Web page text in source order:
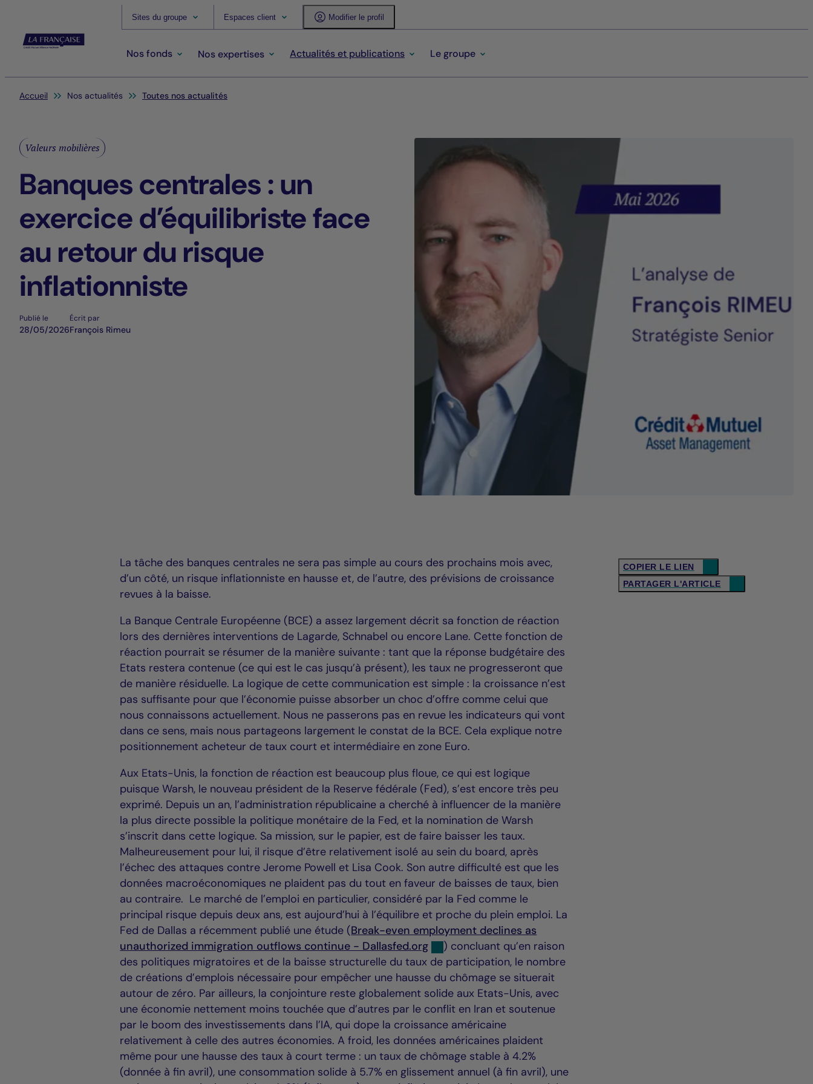
Sites du groupe Espaces client Modifier le profil
Nos fonds Nos expertises Actualités et publications Le groupe
Vous êtes ici:
Accueil Nos actualités Toutes nos actualités
Valeurs mobilières
Banques centrales : un
exercice d’équilibriste face
au retour du risque
inflationniste
Publié le
28/05/2026
Écrit par
François Rimeu
COPIER LE LIEN
PARTAGER L'ARTICLE
La tâche des banques centrales ne sera pas simple au cours des prochains mois avec,
d’un côté, un risque inflationniste en hausse et, de l’autre, des prévisions de croissance
revues à la baisse.
La Banque Centrale Européenne (BCE) a assez largement décrit sa fonction de réaction
lors des dernières interventions de Lagarde, Schnabel ou encore Lane. Cette fonction de
réaction pourrait se résumer de la manière suivante : tant que la réponse budgétaire des
Etats restera contenue (ce qui est le cas jusqu’à présent), les taux ne progresseront que
de manière résiduelle. La logique de cette communication est simple : la croissance n’est
pas suffisante pour que l’économie puisse absorber un choc d’offre comme celui que
nous connaissons actuellement. Nous ne passerons pas en revue les indicateurs qui vont
dans ce sens, mais nous partageons largement le constat de la BCE. Cela explique notre
positionnement acheteur de taux court et intermédiaire en zone Euro.
Aux Etats-Unis, la fonction de réaction est beaucoup plus floue, ce qui est logique
puisque Warsh, le nouveau président de la Reserve fédérale (Fed), s’est encore très peu
exprimé. Depuis un an, l’administration républicaine a cherché à influencer de la manière
la plus directe possible la politique monétaire de la Fed, et la nomination de Warsh
s’inscrit dans cette logique. Sa mission, sur le papier, est de faire baisser les taux.
Malheureusement pour lui, il risque d’être relativement isolé au sein du board, après
l’échec des attaques contre Jerome Powell et Lisa Cook. Son autre difficulté est que les
données macroéconomiques ne plaident pas du tout en faveur de baisses de taux, bien
au contraire. Le marché de l’emploi en particulier, considéré par la Fed comme le
principal risque depuis deux ans, est aujourd’hui à l’équilibre et proche du plein emploi. La
Fed de Dallas a récemment publié une étude (Break-even employment declines as
unauthorized immigration outflows continue - Dallasfed.org
) concluant qu’en raison
des politiques migratoires et de la baisse structurelle du taux de participation, le nombre
de créations d’emplois nécessaire pour empêcher une hausse du chômage se situerait
autour de zéro. Par ailleurs, la conjointure reste globalement solide aux Etats-Unis, avec
une économie nettement moins touchée que d’autres par le conflit en Iran et soutenue
par le boom des investissements dans l’IA, qui dope la croissance américaine
relativement à celle des autres économies. A froid, les données américaines plaident
même pour une hausse des taux à court terme : un taux de chômage stable à 4.2%
(donnée à fin avril), une consommation solide à 5.7% en glissement annuel (à fin avril), une